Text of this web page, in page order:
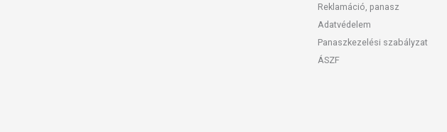
Reklamáció, panasz
Adatvédelem
Panaszkezelési szabályzat
ÁSZF